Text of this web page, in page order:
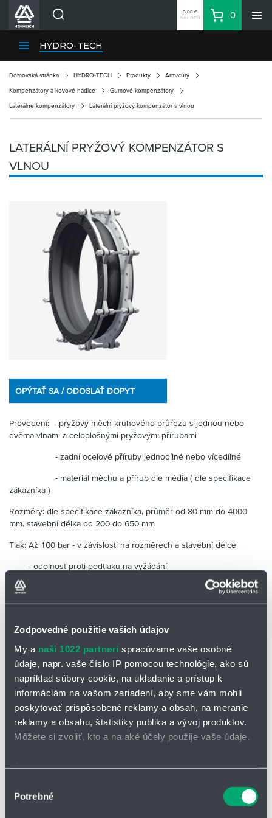
Zodpovedné použitie vašich údajov
My a naši 1022 partneri spracúvame vaše osobné
údaje, napr. vaše číslo IP pomocou technológie, ako sú
napríklad súbory cookie, na ukladanie a prístup k
informáciám na vašom zariadení, aby sme vám mohli
poskytovať prispôsobené reklamy a obsah, na meranie
reklamy a obsahu, štatistiky publika a vývoj produktov.
Môžete si zvoliť, kto a na aké účely použije vaše údaje.
polohe s presnosťou na niekoľko metrov
súhlasu
Potrebné
Divízie HENNLICH
Kariéra
Kontakty
Priemyselný park HENNLICH
Partner
0,00 €
bez DPH
Košík
0
HYDRO-TECH
Domovská stránka HYDRO-TECH Produkty Armatúry
Kompenzátory a kovové hadice Gumové kompenzátory
Laterálne kompenzátory Laterální pryžový kompenzátor s vlnou
LATERÁLNÍ PRYŽOVÝ KOMPENZÁTOR S
VLNOU
OPÝTAŤ SA / ODOSLAŤ DOPYT
Provedení: - pryžový měch kruhového průřezu s jednou nebo
dvěma vlnami a celoplošnými pryžovými přírubami
- zadní ocelové příruby jednodílné nebo vícedílné
- materiál měchu a přírub dle média ( dle specifikace
zákazníka )
Rozměry: dle specifikace zákazníka, průměr od 80 mm do 4000
mm, stavební délka od 200 do 650 mm
Tlak: Až 100 bar - v závislosti na rozměrech a stavební délce
- odolnost proti podtlaku na vyžádání
Teplota: do 200°C
Oblast použití: elektrárny, vodárenství, potravinářství, papírenský